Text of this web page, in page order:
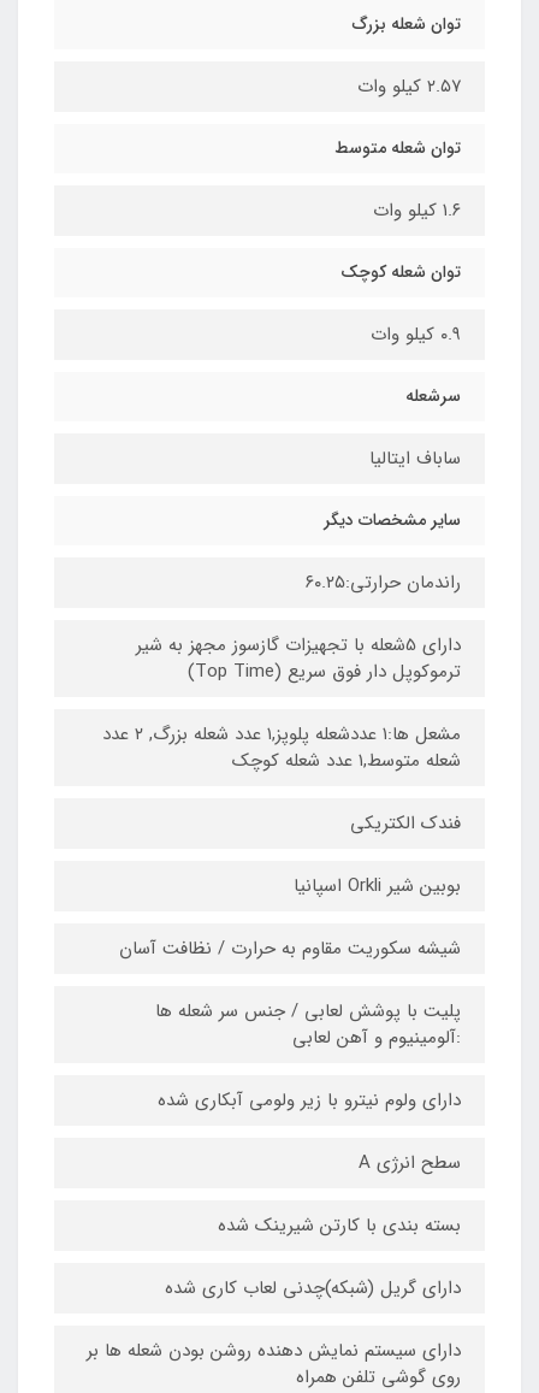
توان شعله بزرگ
۲.۵۷ کیلو وات
توان شعله متوسط
۱.۶ کیلو وات
توان شعله کوچک
۰.۹ کیلو وات
سرشعله
ساباف ایتالیا
سایر مشخصات دیگر
راندمان حرارتی:۶۰.۲۵
دارای 5شعله با تجهیزات گازسوز مجهز به شیر
ترموکوپل دار فوق سریع (Top Time)
مشعل ها:۱ عددشعله پلوپز,۱ عدد شعله بزرگ, ۲ عدد
شعله متوسط,۱ عدد شعله کوچک
فندک الکتریکی
بوبین شیر Orkli اسپانیا
شیشه سکوریت مقاوم به حرارت / نظافت آسان
پلیت با پوشش لعابی / جنس سر شعله ها
:آلومینیوم و آهن لعابی
دارای ولوم نیترو با زیر ولومی آبکاری شده
سطح انرژی A
بسته بندی با کارتن شیرینک شده
دارای گریل (شبکه)چدنی لعاب کاری شده
دارای سیستم نمایش دهنده روشن بودن شعله ها بر
روی گوشی تلفن همراه